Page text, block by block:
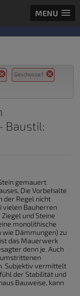
MENU
Geschosse:1
Baustil:
gemauert
Die Vorbehalte
der Regel nicht
vielen Bauherren
und Steine
monolithische
Dämmungen) zu
das Mauerwerk
denn je. Auch
Subjektiv vermittelt
der Stabilität und
Bauweise, kann